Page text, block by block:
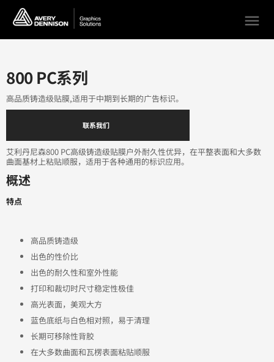
menu
800 PC系列
高品质铸造级贴膜,适用于中期到长期的广告标识。
联系我们
艾利丹尼森800 PC高级铸造级贴膜户外耐久性优异，在平整表面和大多数
曲面基材上粘贴顺服，适用于各种通用的标识应用。
概述
特点
高品质铸造级
出色的性价比
出色的耐久性和室外性能
打印和裁切时尺寸稳定性极佳
高光表面，美观大方
蓝色底纸与白色相对照，易于清理
长期可移除性背胶
在大多数曲面和瓦楞表面粘贴顺服